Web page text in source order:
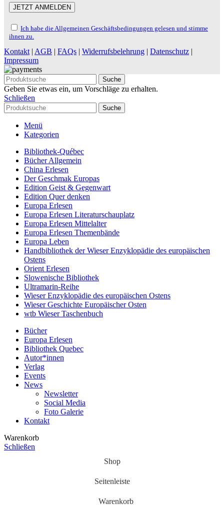
Ich habe die Allgemeinen Geschäftsbedingungen gelesen und stimme
ihnen zu.
Kontakt | AGB | FAQs | Widerrufsbelehrung | Datenschutz |
Impressum
Suche
Geben Sie etwas ein, um Vorschläge zu erhalten.
Schließen
Suche
Menü
Kategorien
Bibliothek-Québec
Bücher Allgemein
China Erlesen
Der Geschmak Europas
Edition Geist & Gegenwart
Edition Quer denken
Europa Erlesen
Europa Erlesen Literaturschauplatz
Europa Erlesen Mittelalter
Europa Erlesen Themenbände
Europa Leben
Handbibliothek der Wieser Enzyklopädie des europäischen
Ostens
Orient Erlesen
Slowenische Bibliothek
Ultramarin-Reihe
Wieser Enzyklopädie des europäischen Ostens
Wieser Geschichte Europäischer Osten
wtb Wieser Taschenbuch
Bücher
Europa Erlesen
Bibliothek Quebec
Autor*innen
Verlag
Events
News
Newsletter
Social Media
Foto Galerie
Kontakt
Warenkorb
Schließen
Shop
Seitenleiste
Warenkorb